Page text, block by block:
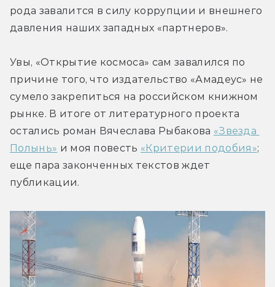
рода завалится в силу коррупции и внешнего
давления наших западных «партнеров».
Увы, «Открытие космоса» сам завалился по
причине того, что издательство «Амадеус» не
сумело закрепиться на российском книжном
рынке. В итоге от литературного проекта
остались роман Вячеслава Рыбакова «Звезда
Полынь» и моя повесть «Критерии подобия»;
еще пара законченных текстов ждет
публикации.